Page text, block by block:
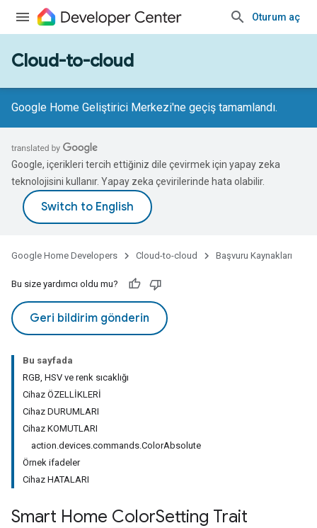
Oturum aç
Cloud-to-cloud
Google Home Geliştirici Merkezi'ne geçiş tamamlandı.
Google, içerikleri tercih ettiğiniz dile çevirmek için yapay zeka
teknolojisini kullanır. Yapay zeka çevirilerinde hata olabilir.
Google Home Developers Cloud-to-cloud Başvuru Kaynakları
Bu size yardımcı oldu mu?
Geri bildirim gönderin
Bu sayfada
RGB, HSV ve renk sıcaklığı
Cihaz ÖZELLİKLERİ
Cihaz DURUMLARI
Cihaz KOMUTLARI
action.devices.commands.ColorAbsolute
Örnek ifadeler
Cihaz HATALARI
Smart Home ColorSetting Trait